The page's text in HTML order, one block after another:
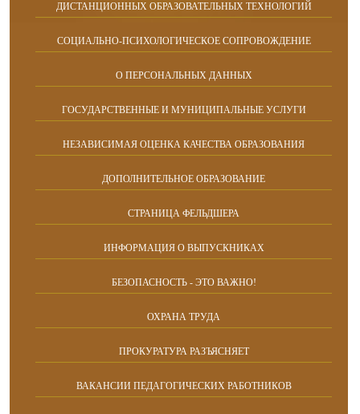
ДИСТАНЦИОННЫХ ОБРАЗОВАТЕЛЬНЫХ ТЕХНОЛОГИЙ
СОЦИАЛЬНО-ПСИХОЛОГИЧЕСКОЕ СОПРОВОЖДЕНИЕ
О ПЕРСОНАЛЬНЫХ ДАННЫХ
ГОСУДАРСТВЕННЫЕ И МУНИЦИПАЛЬНЫЕ УСЛУГИ
НЕЗАВИСИМАЯ ОЦЕНКА КАЧЕСТВА ОБРАЗОВАНИЯ
ДОПОЛНИТЕЛЬНОЕ ОБРАЗОВАНИЕ
СТРАНИЦА ФЕЛЬДШЕРА
ИНФОРМАЦИЯ О ВЫПУСКНИКАХ
БЕЗОПАСНОСТЬ - ЭТО ВАЖНО!
ОХРАНА ТРУДА
ПРОКУРАТУРА РАЗЪЯСНЯЕТ
ВАКАНСИИ ПЕДАГОГИЧЕСКИХ РАБОТНИКОВ